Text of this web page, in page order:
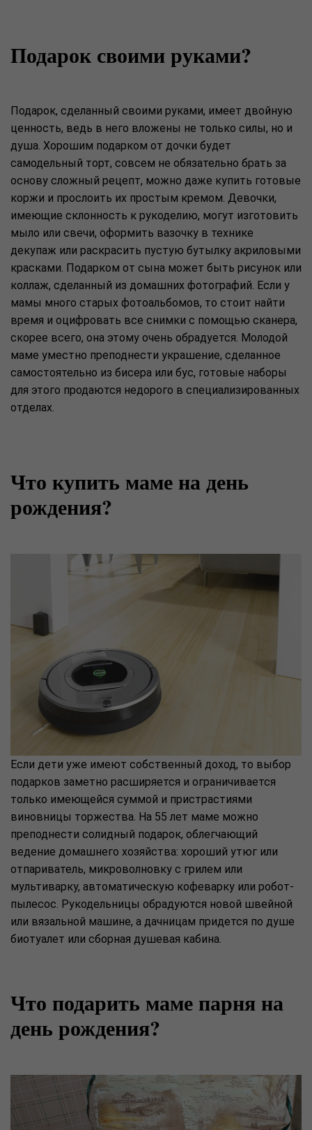
Подарок своими руками?
Подарок, сделанный своими руками, имеет двойную
ценность, ведь в него вложены не только силы, но и
душа. Хорошим подарком от дочки будет
самодельный торт, совсем не обязательно брать за
основу сложный рецепт, можно даже купить готовые
коржи и прослоить их простым кремом. Девочки,
имеющие склонность к рукоделию, могут изготовить
мыло или свечи, оформить вазочку в технике
декупаж или раскрасить пустую бутылку акриловыми
красками. Подарком от сына может быть рисунок или
коллаж, сделанный из домашних фотографий. Если у
мамы много старых фотоальбомов, то стоит найти
время и оцифровать все снимки с помощью сканера,
скорее всего, она этому очень обрадуется. Молодой
маме уместно преподнести украшение, сделанное
самостоятельно из бисера или бус, готовые наборы
для этого продаются недорого в специализированных
отделах.
Что купить маме на день
рождения?
Если дети уже имеют собственный доход, то выбор
подарков заметно расширяется и ограничивается
только имеющейся суммой и пристрастиями
виновницы торжества. На 55 лет маме можно
преподнести солидный подарок, облегчающий
ведение домашнего хозяйства: хороший утюг или
отпариватель, микроволновку с грилем или
мультиварку, автоматическую кофеварку или робот-
пылесос. Рукодельницы обрадуются новой швейной
или вязальной машине, а дачницам придется по душе
биотуалет или сборная душевая кабина.
Что подарить маме парня на
день рождения?